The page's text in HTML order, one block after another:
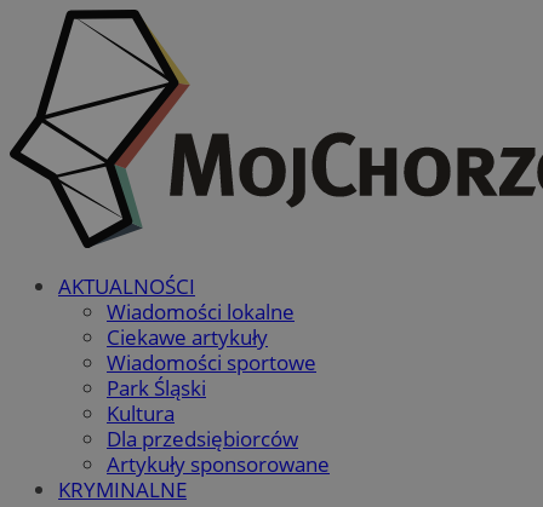
AKTUALNOŚCI
Wiadomości lokalne
Ciekawe artykuły
Wiadomości sportowe
Park Śląski
Kultura
Dla przedsiębiorców
Artykuły sponsorowane
KRYMINALNE